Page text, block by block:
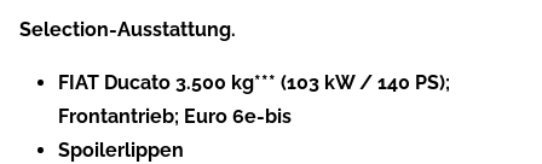
Selection-Ausstattung.
FIAT Ducato 3.500 kg*** (103 kW / 140 PS);
Frontantrieb; Euro 6e-bis
Spoilerlippen